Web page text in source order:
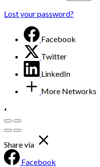
Lost your password?
Facebook
Twitter
LinkedIn
More Networks
Share via
Facebook